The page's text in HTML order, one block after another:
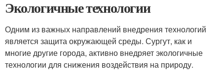
Экологичные технологии
Одним из важных направлений внедрения технологий
является защита окружающей среды. Сургут, как и
многие другие города, активно внедряет экологичные
технологии для снижения воздействия на природу.